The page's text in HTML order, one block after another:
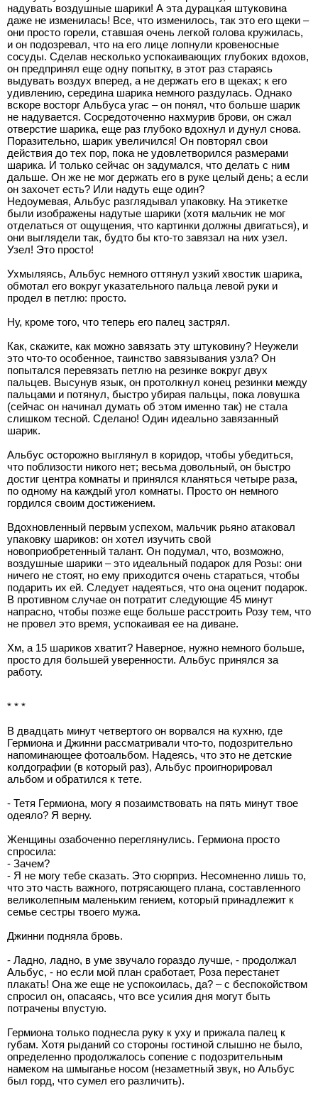
надувать воздушные шарики! А эта дурацкая штуковина
даже не изменилась! Все, что изменилось, так это его щеки –
они просто горели, ставшая очень легкой голова кружилась,
и он подозревал, что на его лице лопнули кровеносные
сосуды. Сделав несколько успокаивающих глубоких вдохов,
он предпринял еще одну попытку, в этот раз стараясь
выдувать воздух вперед, а не держать его в щеках; к его
удивлению, середина шарика немного раздулась. Однако
вскоре восторг Альбуса угас – он понял, что больше шарик
не надувается. Сосредоточенно нахмурив брови, он сжал
отверстие шарика, еще раз глубоко вдохнул и дунул снова.
Поразительно, шарик увеличился! Он повторял свои
действия до тех пор, пока не удовлетворился размерами
шарика. И только сейчас он задумался, что делать с ним
дальше. Он же не мог держать его в руке целый день; а если
он захочет есть? Или надуть еще один?
Недоумевая, Альбус разглядывал упаковку. На этикетке
были изображены надутые шарики (хотя мальчик не мог
отделаться от ощущения, что картинки должны двигаться), и
они выглядели так, будто бы кто-то завязал на них узел.
Узел! Это просто!
Ухмыляясь, Альбус немного оттянул узкий хвостик шарика,
обмотал его вокруг указательного пальца левой руки и
продел в петлю: просто.
Ну, кроме того, что теперь его палец застрял.
Как, скажите, как можно завязать эту штуковину? Неужели
это что-то особенное, таинство завязывания узла? Он
попытался перевязать петлю на резинке вокруг двух
пальцев. Высунув язык, он протолкнул конец резинки между
пальцами и потянул, быстро убирая пальцы, пока ловушка
(сейчас он начинал думать об этом именно так) не стала
слишком тесной. Сделано! Один идеально завязанный
шарик.
Альбус осторожно выглянул в коридор, чтобы убедиться,
что поблизости никого нет; весьма довольный, он быстро
достиг центра комнаты и принялся кланяться четыре раза,
по одному на каждый угол комнаты. Просто он немного
гордился своим достижением.
Вдохновленный первым успехом, мальчик рьяно атаковал
упаковку шариков: он хотел изучить свой
новоприобретенный талант. Он подумал, что, возможно,
воздушные шарики – это идеальный подарок для Розы: они
ничего не стоят, но ему приходится очень стараться, чтобы
подарить их ей. Следует надеяться, что она оценит подарок.
В противном случае он потратит следующие 45 минут
напрасно, чтобы позже еще больше расстроить Розу тем, что
не провел это время, успокаивая ее на диване.
Хм, а 15 шариков хватит? Наверное, нужно немного больше,
просто для большей уверенности. Альбус принялся за
работу.
* * *
В двадцать минут четвертого он ворвался на кухню, где
Гермиона и Джинни рассматривали что-то, подозрительно
напоминающее фотоальбом. Надеясь, что это не детские
колдографии (в который раз), Альбус проигнорировал
альбом и обратился к тете.
- Тетя Гермиона, могу я позаимствовать на пять минут твое
одеяло? Я верну.
Женщины озабоченно переглянулись. Гермиона просто
спросила:
- Зачем?
- Я не могу тебе сказать. Это сюрприз. Несомненно лишь то,
что это часть важного, потрясающего плана, составленного
великолепным маленьким гением, который принадлежит к
семье сестры твоего мужа.
Джинни подняла бровь.
- Ладно, ладно, в уме звучало гораздо лучше, - продолжал
Альбус, - но если мой план сработает, Роза перестанет
плакать! Она же еще не успокоилась, да? – с беспокойством
спросил он, опасаясь, что все усилия дня могут быть
потрачены впустую.
Гермиона только поднесла руку к уху и прижала палец к
губам. Хотя рыданий со стороны гостиной слышно не было,
определенно продолжалось сопение с подозрительным
намеком на шмыганье носом (незаметный звук, но Альбус
был горд, что сумел его различить).